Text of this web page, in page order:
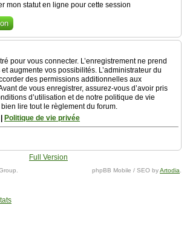
mon statut en ligne pour cette session
pour vous connecter. L’enregistrement ne prend
augmente vos possibilités. L’administrateur du
des permissions additionnelles aux
de vous enregistrer, assurez-vous d’avoir pris
d’utilisation et de notre politique de vie
lire tout le règlement du forum.
Politique de vie privée
Full Version
phpBB Mobile / SEO byArtodia